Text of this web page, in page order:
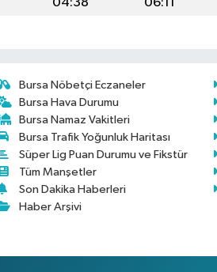
Bursa Nöbetçi Eczaneler
Bursa Hava Durumu
Bursa Namaz Vakitleri
Bursa Trafik Yoğunluk Haritası
Süper Lig Puan Durumu ve Fikstür
Tüm Manşetler
Son Dakika Haberleri
Haber Arşivi